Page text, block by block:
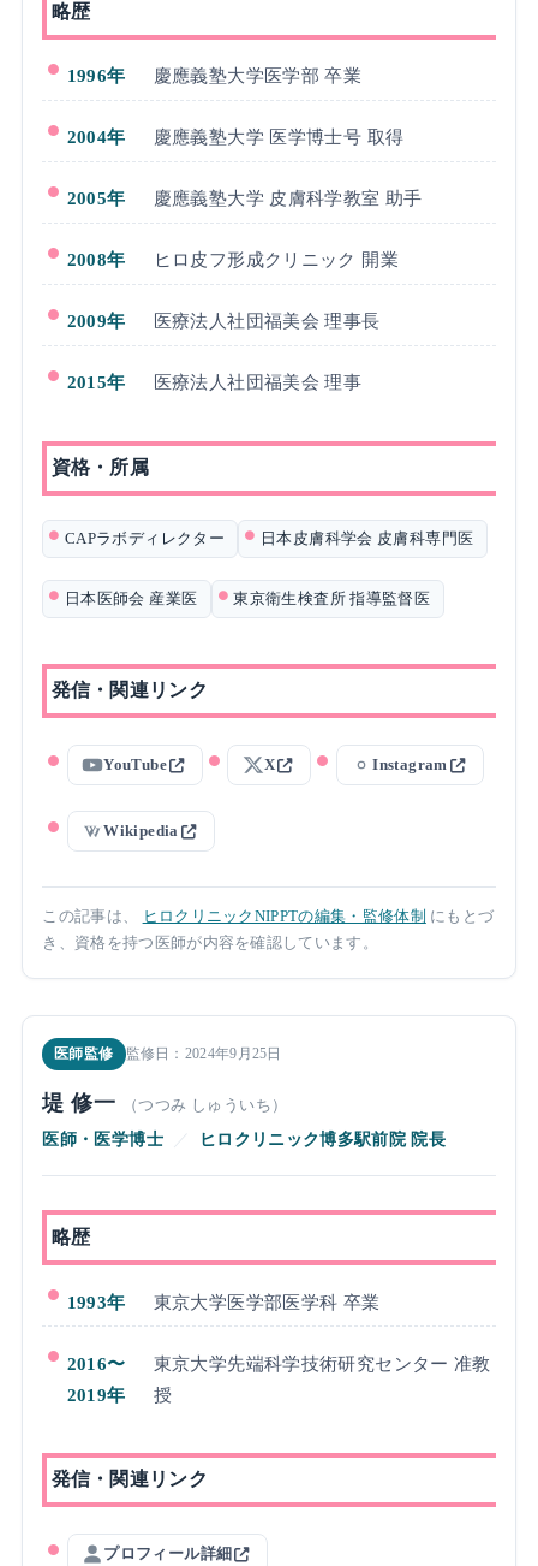
略歴
1996年 慶應義塾大学医学部 卒業
2004年 慶應義塾大学 医学博士号 取得
2005年 慶應義塾大学 皮膚科学教室 助手
2008年 ヒロ皮フ形成クリニック 開業
2009年 医療法人社団福美会 理事長
2015年 医療法人社団福美会 理事
資格・所属
CAPラボディレクター 日本皮膚科学会 皮膚科専門医
日本医師会 産業医 東京衛生検査所 指導監督医
発信・関連リンク
YouTube X Instagram
Wikipedia
この記事は、 ヒロクリニックNIPPTの編集・監修体制 にもとづ
き、資格を持つ医師が内容を確認しています。
医師監修 監修日：2024年9月25日
堤 修一
（つつみ しゅういち）
医師・医学博士
／ ヒロクリニック博多駅前院 院長
略歴
1993年 東京大学医学部医学科 卒業
2016〜
2019年
東京大学先端科学技術研究センター 准教
授
発信・関連リンク
プロフィール詳細